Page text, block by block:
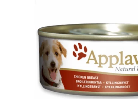
開
啟
圖
庫
檢